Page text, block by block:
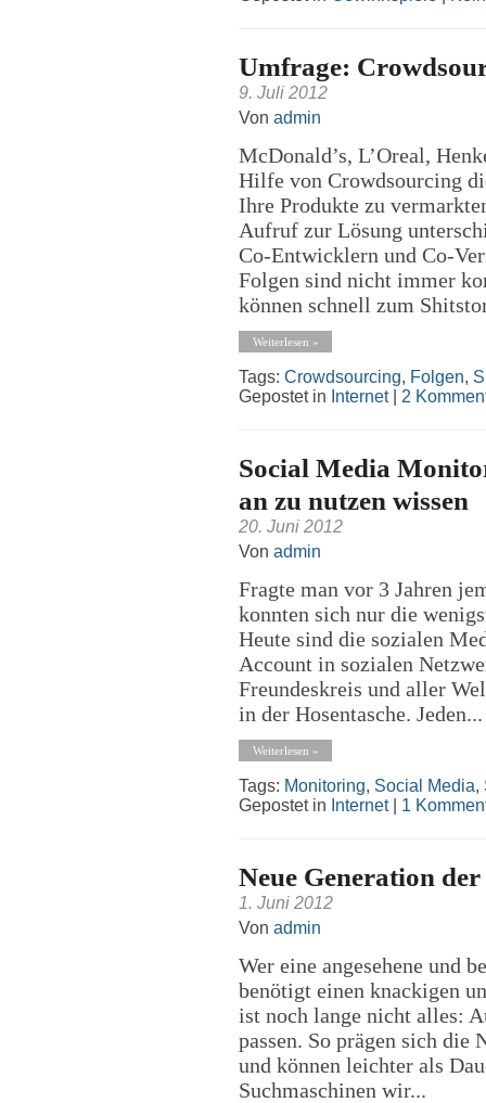
Umfrage:
9. Juli 2012
Von admin
McDonald’s, L’Oreal,
Hilfe von Crowdsourcing
Ihre Produkte zu
Aufruf zur Lösung
Co-Entwicklern und Co-
Folgen sind nicht immer
können schnell zum
Weiterlesen »
Tags: Crowdsourcing, Folgen,
Gepostet in Internet| 2
Social Media
an zu nutzen wissen
20. Juni 2012
Von admin
Fragte man vor 3 Jahren
konnten sich nur die
Heute sind die sozialen
Account in sozialen
Freundeskreis und aller
in der Hosentasche. Jeden...
Weiterlesen »
Tags: Monitoring, Social Media,
Gepostet in Internet| 1
Neue Generation
1. Juni 2012
Von admin
Wer eine angesehene und
benötigt einen knackigen
ist noch lange nicht alles:
passen. So prägen sich
und können leichter als
Suchmaschinen wir...